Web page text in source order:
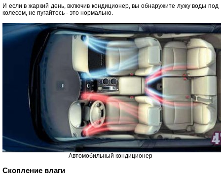
И если в жаркий день, включив кондиционер, вы обнаружите лужу воды под
колесом, не пугайтесь - это нормально.
Автомобильный кондиционер
Скопление влаги